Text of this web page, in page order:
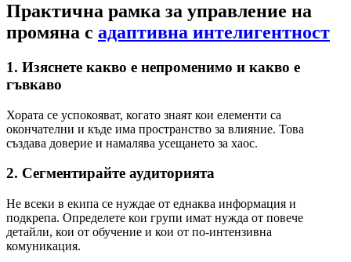
Практична рамка за управление на
промяна с адаптивна интелигентност
1. Изяснете какво е непроменимо и какво е
гъвкаво
Хората се успокояват, когато знаят кои елементи са
окончателни и къде има пространство за влияние. Това
създава доверие и намалява усещането за хаос.
2. Сегментирайте аудиторията
Не всеки в екипа се нуждае от еднаква информация и
подкрепа. Определете кои групи имат нужда от повече
детайли, кои от обучение и кои от по-интензивна
комуникация.